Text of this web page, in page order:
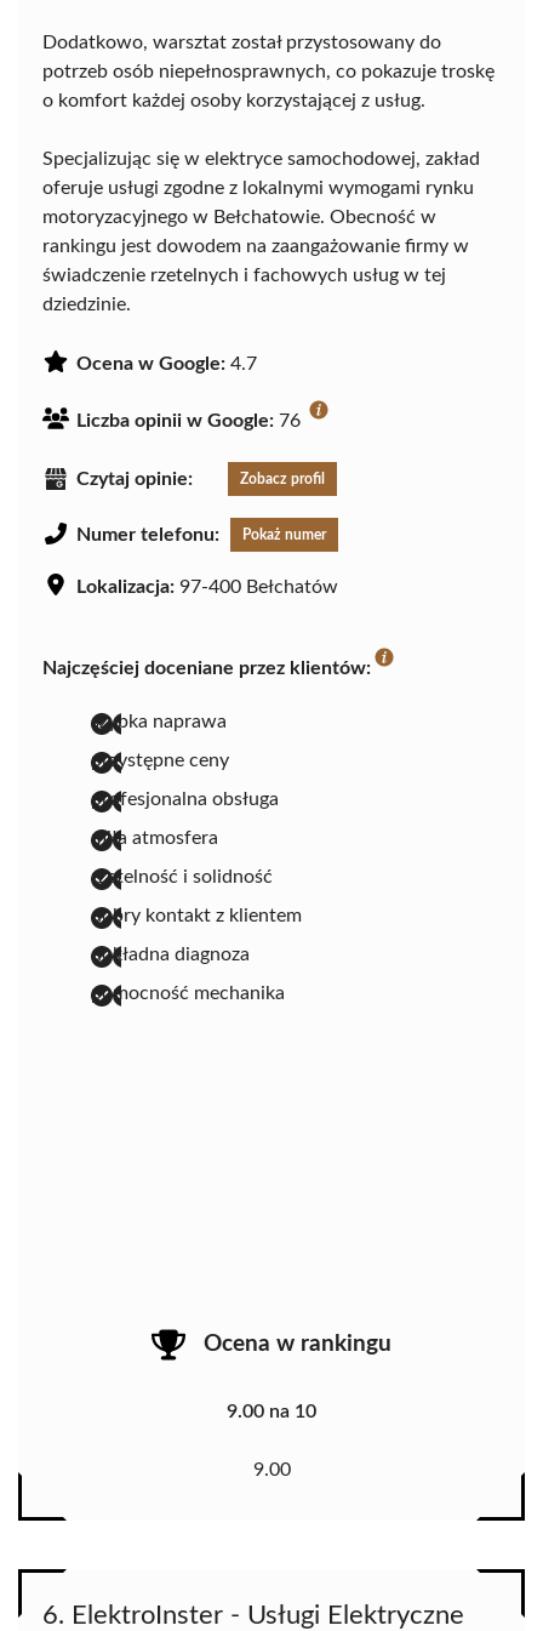
Dodatkowo, warsztat został przystosowany do
potrzeb osób niepełnosprawnych, co pokazuje troskę
o komfort każdej osoby korzystającej z usług.
Specjalizując się w elektryce samochodowej, zakład
oferuje usługi zgodne z lokalnymi wymogami rynku
motoryzacyjnego w Bełchatowie. Obecność w
rankingu jest dowodem na zaangażowanie firmy w
świadczenie rzetelnych i fachowych usług w tej
dziedzinie.
Ocena w Google: 4.7
Liczba opinii w Google: 76
Czytaj opinie: Zobacz profil
Numer telefonu: Pokaż numer
Lokalizacja: 97-400 Bełchatów
Najczęściej doceniane przez klientów:
szybka naprawa
przystępne ceny
profesjonalna obsługa
miła atmosfera
rzetelność i solidność
dobry kontakt z klientem
dokładna diagnoza
pomocność mechanika
Ocena w rankingu
9.00 na 10
9.00
6. ElektroInster - Usługi Elektryczne